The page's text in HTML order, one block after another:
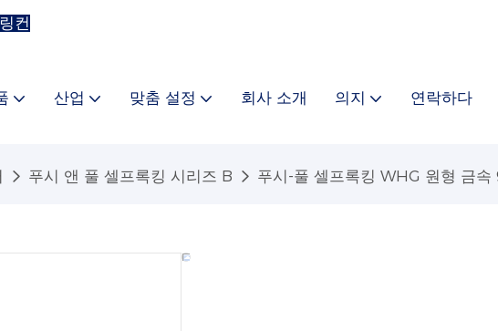
컨
산업 맞춤 설정 회사 소개 의지 연락하다
푸시 앤 풀 셀프록킹 시리즈 B 푸시-풀 셀프록킹 WHG 원형 금속